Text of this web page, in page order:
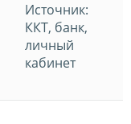
Источник:
ККТ, банк,
личный
кабинет